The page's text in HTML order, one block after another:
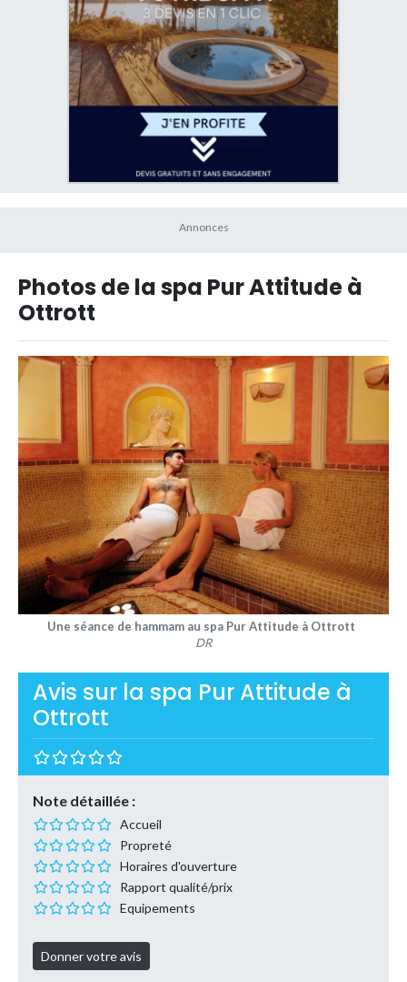
Photos de la spa Pur Attitude à
Ottrott
Une séance de hammam au spa Pur Attitude à Ottrott
DR
Avis sur la spa Pur Attitude à
Ottrott
Note détaillée :
Accueil
Propreté
Horaires d'ouverture
Rapport qualité/prix
Equipements